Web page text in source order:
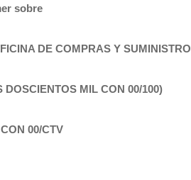
sobre
DE COMPRAS Y SUMINISTRO
DOSCIENTOS MIL CON 00/100)
00/CTV